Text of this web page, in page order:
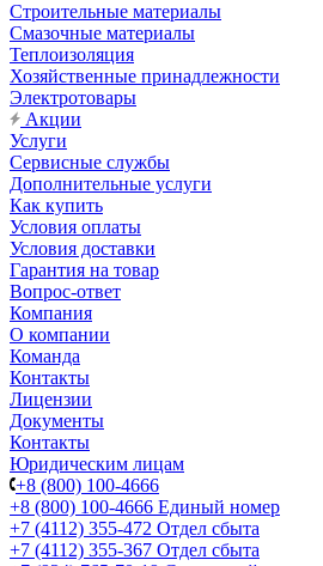
Строительные материалы
Смазочные материалы
Теплоизоляция
Хозяйственные принадлежности
Электротовары
Акции
Услуги
Сервисные службы
Дополнительные услуги
Как купить
Условия оплаты
Условия доставки
Гарантия на товар
Вопрос-ответ
Компания
О компании
Команда
Контакты
Лицензии
Документы
Контакты
Юридическим лицам
+8 (800) 100-4666
+8 (800) 100-4666 Единый номер
+7 (4112) 355-472 Отдел сбыта
+7 (4112) 355-367 Отдел сбыта